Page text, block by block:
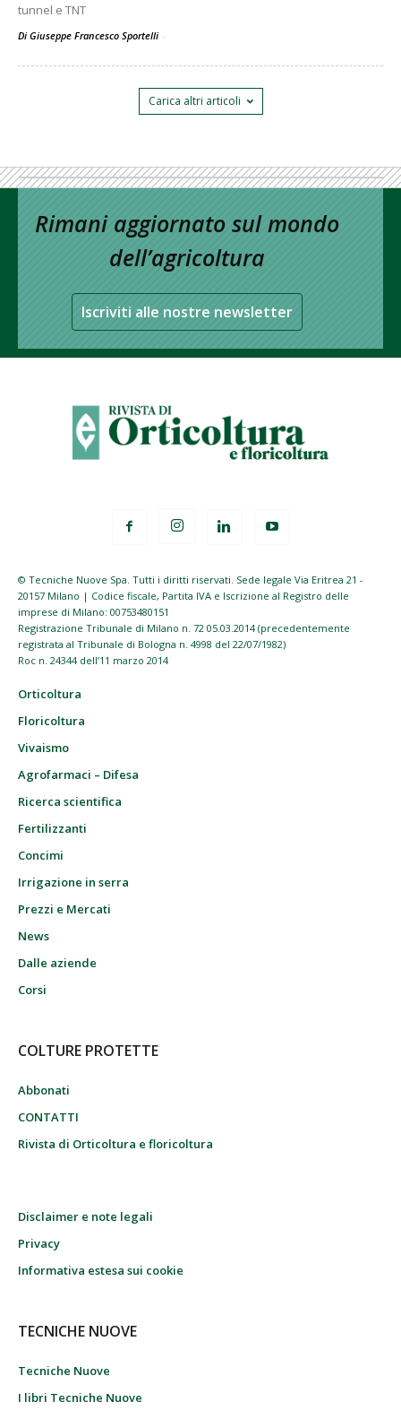
tunnel e TNT
Di Giuseppe Francesco Sportelli -
Carica altri articoli
Rimani aggiornato sul mondo
dell’agricoltura
Iscriviti alle nostre newsletter
© Tecniche Nuove Spa. Tutti i diritti riservati. Sede legale Via Eritrea 21 -
20157 Milano | Codice fiscale, Partita IVA e Iscrizione al Registro delle
imprese di Milano: 00753480151
Registrazione Tribunale di Milano n. 72 05.03.2014 (precedentemente
registrata al Tribunale di Bologna n. 4998 del 22/07/1982)
Roc n. 24344 dell’11 marzo 2014
Orticoltura
Floricoltura
Vivaismo
Agrofarmaci – Difesa
Ricerca scientifica
Fertilizzanti
Concimi
Irrigazione in serra
Prezzi e Mercati
News
Dalle aziende
Corsi
COLTURE PROTETTE
Abbonati
CONTATTI
Rivista di Orticoltura e floricoltura
Disclaimer e note legali
Privacy
Informativa estesa sui cookie
TECNICHE NUOVE
Tecniche Nuove
I libri Tecniche Nuove